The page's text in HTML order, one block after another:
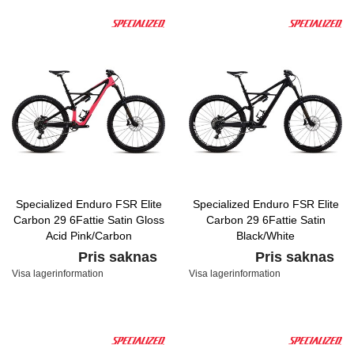
Specialized Enduro FSR Elite
Carbon 29 6Fattie Satin Gloss
Acid Pink/Carbon
Pris saknas
Visa lagerinformation
Specialized Enduro FSR Elite
Carbon 29 6Fattie Satin
Black/White
Pris saknas
Visa lagerinformation